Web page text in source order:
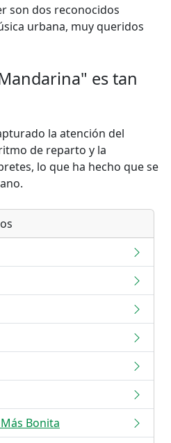
son dos reconocidos
urbana, muy queridos
es tan
la atención del
de reparto y la
lo que ha hecho que se
Bonita